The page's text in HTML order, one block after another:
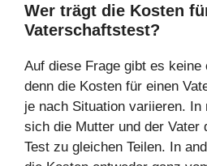
Wer trägt die Kosten
Vaterschaftstest?
Auf diese Frage gibt es keine
denn die Kosten für einen
je nach Situation variieren. In
sich die Mutter und der Vater
Test zu gleichen Teilen. In